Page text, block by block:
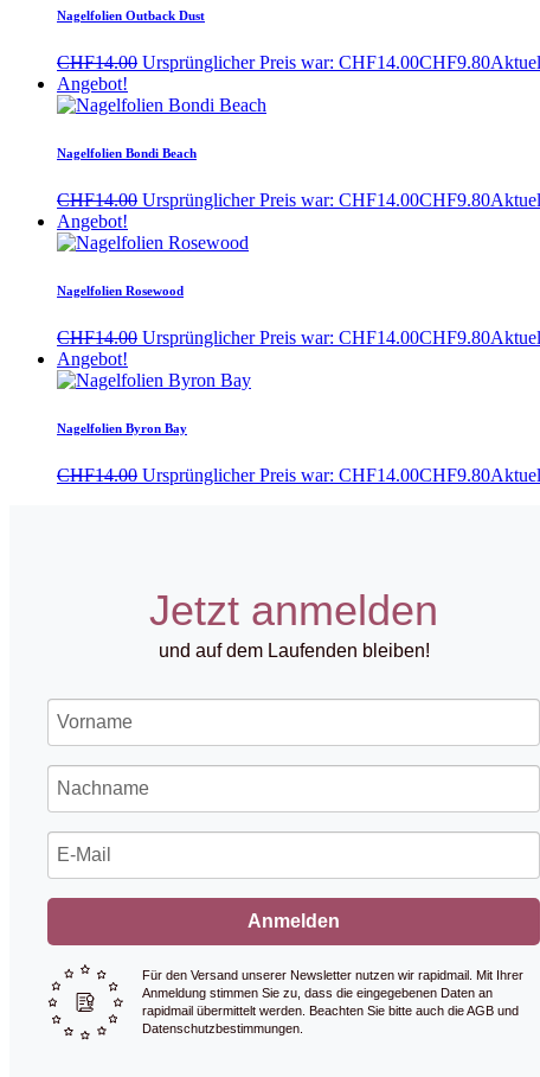
Nagelfolien Outback Dust
CHF14.00 Ursprünglicher Preis war: CHF14.00CHF9.80
Angebot!
Nagelfolien Bondi Beach
CHF14.00 Ursprünglicher Preis war: CHF14.00CHF9.80
Angebot!
Nagelfolien Rosewood
CHF14.00 Ursprünglicher Preis war: CHF14.00CHF9.80
Angebot!
Nagelfolien Byron Bay
CHF14.00 Ursprünglicher Preis war: CHF14.00CHF9.80
Jetzt anmelden
und auf dem Laufenden bleiben!
Anmelden
Für den Versand unserer Newsletter nutzen wir rapidmail. Mit Ihrer
Anmeldung stimmen Sie zu, dass die eingegebenen Daten an
rapidmail übermittelt werden. Beachten Sie bitte auch die AGB und
Datenschutzbestimmungen.